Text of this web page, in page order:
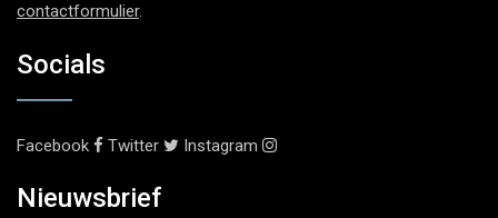
contactformulier.
Socials
Facebook Twitter Instagram
Nieuwsbrief